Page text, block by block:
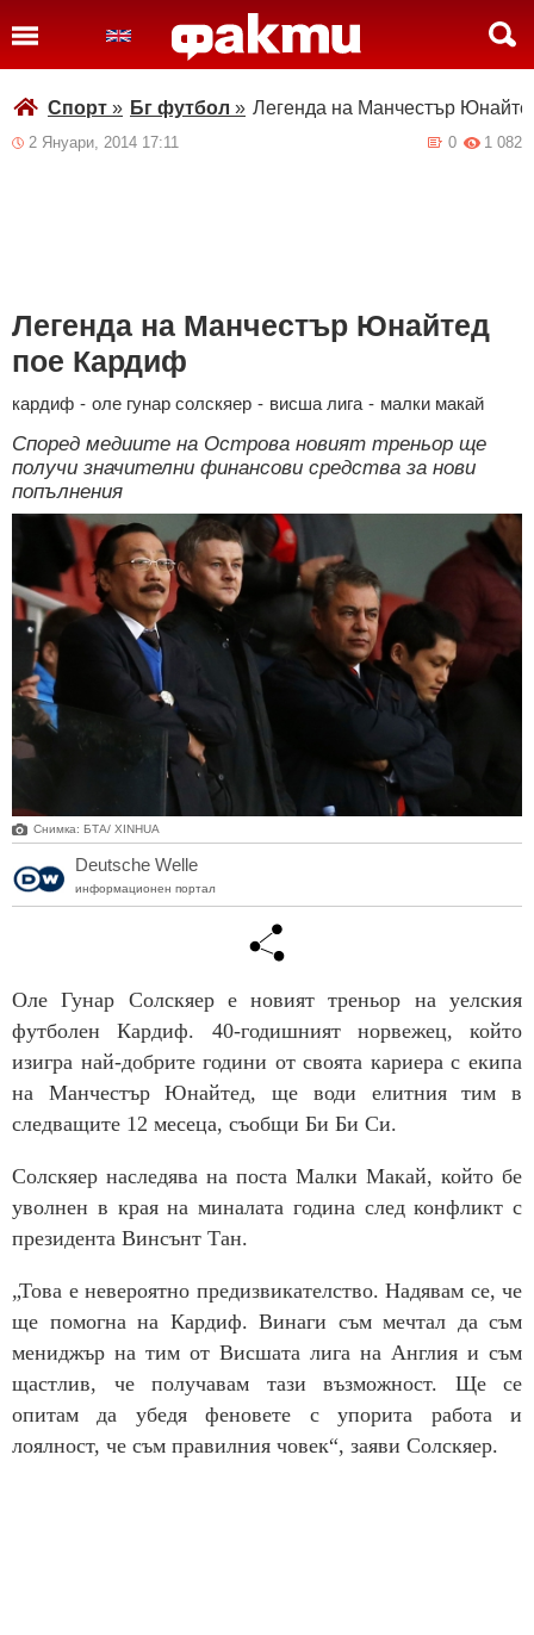
Спорт » Бг футбол » Легенда на Манчестър
2 Януари, 2014 17:11 1 082
0
Легенда на Манчестър Юнайтед
пое Кардиф
кардиф - оле гунар солскяер - висша лига - малки макай
Според медиите на Острова новият треньор ще
получи значителни финансови средства за нови
попълнения
Снимка: БТА/ XINHUA
Deutsche Welle
информационен портал
Оле Гунар Солскяер е новият треньор на уелския
футболен Кардиф. 40-годишният норвежец, който
изигра най-добрите години от своята кариера с екипа
на Манчестър Юнайтед, ще води елитния тим в
следващите 12 месеца, съобщи Би Би Си.
Солскяер наследява на поста Малки Макай, който бе
уволнен в края на миналата година след конфликт с
президента Винсънт Тан.
„Това е невероятно предизвикателство. Надявам се, че
ще помогна на Кардиф. Винаги съм мечтал да съм
мениджър на тим от Висшата лига на Англия и съм
щастлив, че получавам тази възможност. Ще се
опитам да убедя феновете с упорита работа и
лоялност, че съм правилния човек“, заяви Солскяер.